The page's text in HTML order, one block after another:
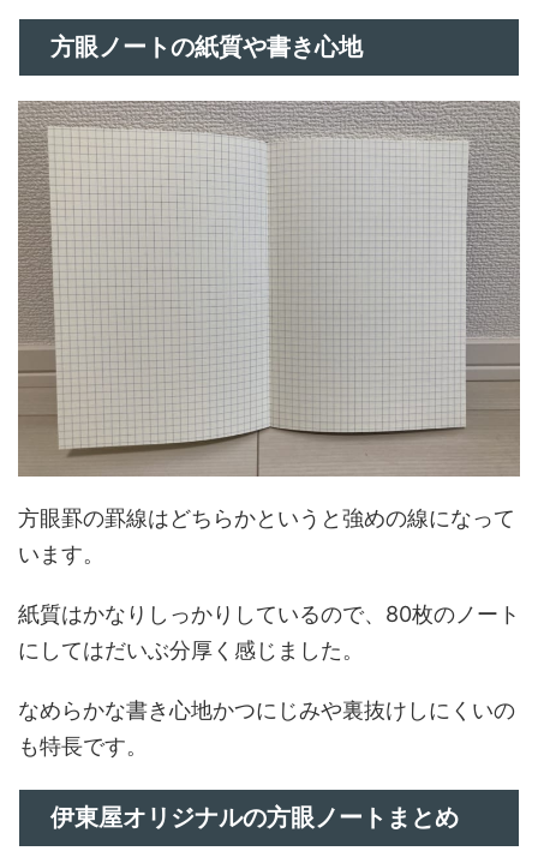
方眼ノートの紙質や書き心地
方眼罫の罫線はどちらかというと強めの線になって
います。
紙質はかなりしっかりしているので、80枚のノート
にしてはだいぶ分厚く感じました。
なめらかな書き心地かつにじみや裏抜けしにくいの
も特長です。
伊東屋オリジナルの方眼ノートまとめ